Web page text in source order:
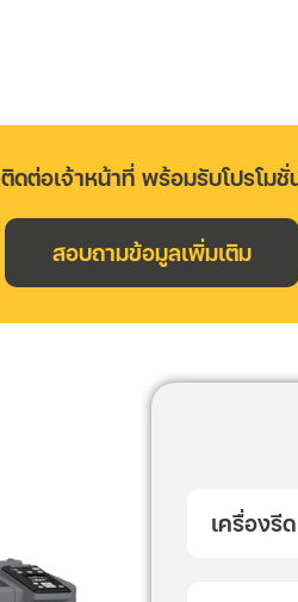
ติดต่อเจ้าหน้าที่ พร้อมรับโปรโมชั่
สอบถามข้อมูลเพิ่มเติม
เครื่องรีด